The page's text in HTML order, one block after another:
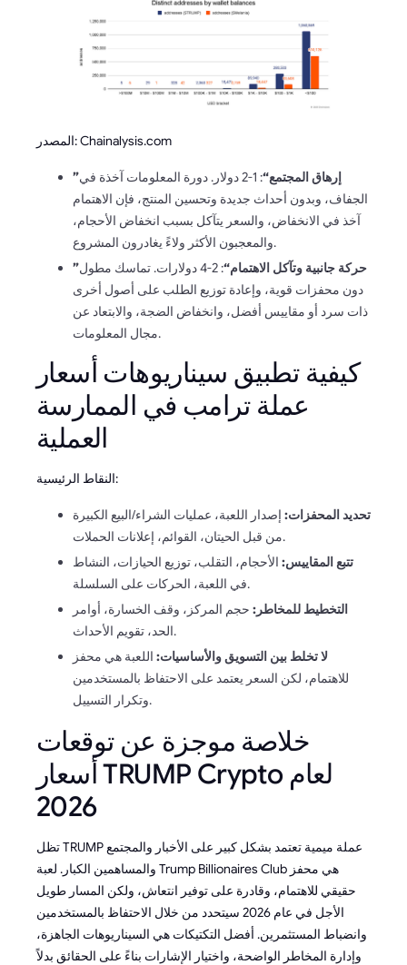
المصدر: Chainalysis.com
”إرهاق المجتمع“
: 1-2 دولار. دورة المعلومات آخذة في
الجفاف، وبدون أحداث جديدة وتحسين المنتج، فإن الاهتمام
آخذ في الانخفاض، والسعر يتآكل بسبب انخفاض الأحجام،
والمعجبون الأكثر ولاءً يغادرون المشروع.
”حركة جانبية وتآكل الاهتمام“
: 2-4 دولارات. تماسك مطول
دون محفزات قوية، وإعادة توزيع الطلب على أصول أخرى
ذات سرد أو مقاييس أفضل، وانخفاض الضجة، والابتعاد عن
مجال المعلومات.
كيفية تطبيق سيناريوهات أسعار
عملة ترامب في الممارسة
العملية
النقاط الرئيسية:
تحديد المحفزات: إصدار اللعبة، عمليات الشراء/البيع الكبيرة
من قبل الحيتان، القوائم، إعلانات الحملات.
تتبع المقاييس: الأحجام، التقلب، توزيع الحيازات، النشاط
في اللعبة، الحركات على السلسلة.
التخطيط للمخاطر: حجم المركز، وقف الخسارة، أوامر
الحد، تقويم الأحداث.
لا تخلط بين التسويق والأساسيات: اللعبة هي محفز
للاهتمام، لكن السعر يعتمد على الاحتفاظ بالمستخدمين
وتكرار التسييل.
خلاصة موجزة عن توقعات
أسعار TRUMP Crypto لعام
2026
تظل TRUMP عملة ميمية تعتمد بشكل كبير على الأخبار والمجتمع
والمساهمين الكبار. لعبة Trump Billionaires Club هي محفز
حقيقي للاهتمام، وقادرة على توفير انتعاش، ولكن المسار طويل
الأجل في عام 2026 سيتحدد من خلال الاحتفاظ بالمستخدمين
وانضباط المستثمرين. أفضل التكتيكات هي السيناريوهات الجاهزة،
وإدارة المخاطر الواضحة، واختيار الإشارات بناءً على الحقائق بدلاً